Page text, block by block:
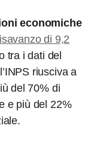
economiche
di 9,2
tra i dati del
riusciva a
del 70% di
e più del 22%